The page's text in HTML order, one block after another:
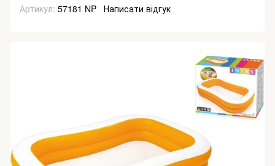
Артикул: 57181 NP Написати відгук